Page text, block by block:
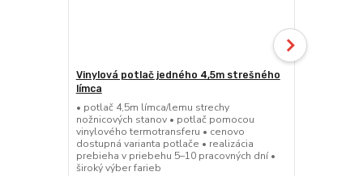
Vinylová potlač jedného 4,5m strešného
límca
• potlač 4,5m límca/lemu strechy
nožnicových stanov • potlač pomocou
vinylového termotransferu • cenovo
dostupná varianta potlače • realizácia
prebieha v priebehu 5–10 pracovných dní •
široký výber farieb